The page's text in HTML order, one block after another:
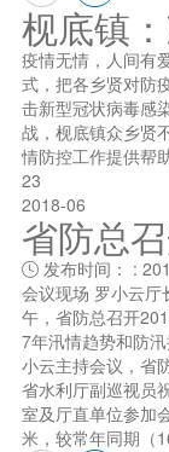
枧底镇
疫情无情，人间有
式，把各乡贤对防
击新型冠状病毒感
战，枧底镇众乡贤
情防控工作提供帮
23
2018-06
省防总
发布时间： :
会议现场 罗小云
午，省防总召开
7年汛情趋势和防
小云主持会议，省
省水利厅副巡视员
室及厅直单位参加
米，较常年同期（